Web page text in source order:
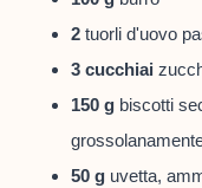
2 tuorli d'uovo
3 cucchiai
150 g biscotti
50 g uvetta,